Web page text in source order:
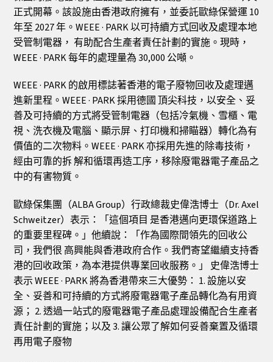
正式開幕。該設施由香港政府擁有，並委託歐綠保營運 10
年至 2027 年。WEEE · PARK 以可持續方式回收及處理本地
受管制電器， 有助配合生產者責任計劃的實施。現時，
WEEE · PARK 每年的處理量為 30,000 公噸。
WEEE · PARK 的啟用標誌著香港的電子廢物回收及處理邁
進新里程。WEEE · PARK 採用德國 頂尖科技，以安全、妥
善及可持續的方式將受管制電器（包括冷氣機、雪櫃、電
視、洗衣機及電腦、顯示屏、打印機和掃瞄器）轉化為有
價值的二次物料。WEEE · PARK 亦採用先進的除毒技術，
經由可靠的拆 解和循環再造工序，移除廢電器電子產品之
中的有害物質。
歐綠保集團（ALBA Group）行政總裁史偉浩博士（Dr. Axel
Schweitzer）表示：「這個項目 是香港邁向更環保道路上
的重要里程碑。」他續說：「作為國際間領先的回收公
司，我們很 高興能與香港政府合作。我們寄望繼續支持香
港的回收政策，為本港提供專業回收服務。」 史偉浩博士
表示 WEEE · PARK 將為香港帶來三大優勢： 1. 設施以安
全、妥善和可持續的方式將廢電器電子產品轉化為有用資
源； 2. 透過一站式的廢電器電子產品處理設備配合生產者
責任計劃的實施；以及 3. 讓公眾了解如何妥善棄置及循環
再用電子廢物